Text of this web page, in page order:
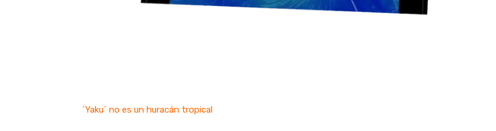
´Yaku´ no es un huracán tropical